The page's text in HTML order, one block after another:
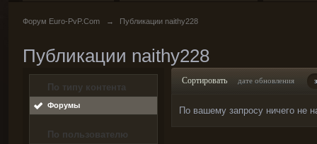
Форум Euro-PvP.Com → Публикации naithy228
Публикации naithy228
По типу контента
Форумы
По пользователю
Сортировать дате обновления
По вашему запросу ничего не